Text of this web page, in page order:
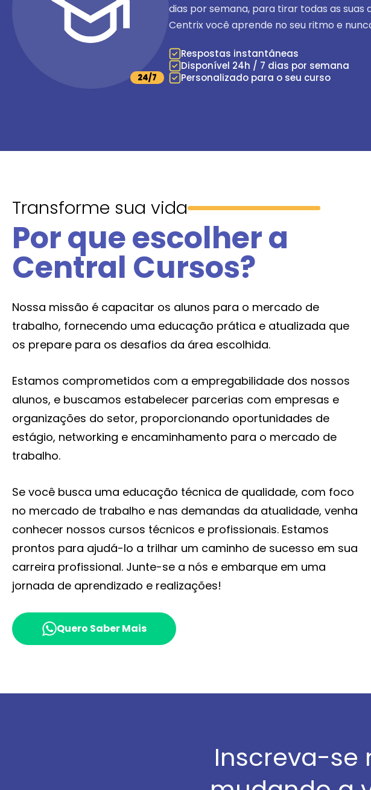
24/7
dias por semana, para tirar todas as suas
Centrix você aprende no seu ritmo e
Respostas instantâneas
Disponível 24h / 7 dias por semana
Personalizado para o seu curso
Transforme sua vida
Por que escolher a
Central Cursos?
Nossa missão é capacitar os alunos para o mercado de
trabalho, fornecendo uma educação prática e atualizada que
os prepare para os desafios da área escolhida.
Estamos comprometidos com a empregabilidade dos nossos
alunos, e buscamos estabelecer parcerias com empresas e
organizações do setor, proporcionando oportunidades de
estágio, networking e encaminhamento para o mercado de
trabalho.
Se você busca uma educação técnica de qualidade, com foco
no mercado de trabalho e nas demandas da atualidade, venha
conhecer nossos cursos técnicos e profissionais. Estamos
prontos para ajudá-lo a trilhar um caminho de sucesso em sua
carreira profissional. Junte-se a nós e embarque em uma
jornada de aprendizado e realizações!
Quero Saber Mais
Inscreva-se